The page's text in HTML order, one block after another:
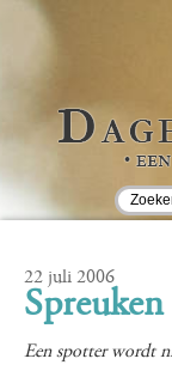
22 juli 2006
Een spotter wordt